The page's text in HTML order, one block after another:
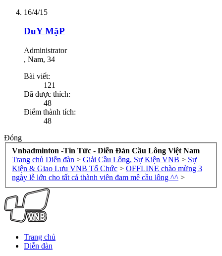
16/4/15
DuY MậP
Administrator
, Nam, 34
Bài viết:
121
Đã được thích:
48
Điểm thành tích:
48
Đóng
Vnbadminton -Tin Tức - Diễn Đàn Cầu Lông Việt Nam
Trang chủ Diễn đàn > Giải Cầu Lông, Sự Kiện VNB > Sự
Kiện & Giao Lưu VNB Tổ Chức > OFFLINE chào mừng 3
ngày lễ lớn cho tất cả thành viên đam mê cầu lông ^^ >
Trang chủ
Diễn đàn